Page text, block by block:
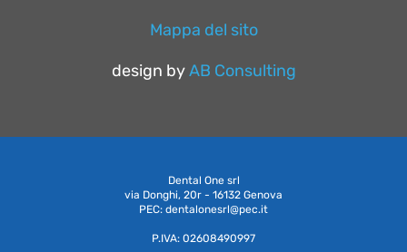
Mappa del sito
design by AB Consulting
Dental One srl
via Donghi, 20r - 16132 Genova
PEC: dentalonesrl@pec.it
P.IVA: 02608490997